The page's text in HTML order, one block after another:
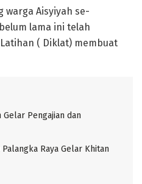
warga Aisyiyah se-
lama ini telah
( Diklat) membuat
Gelar Pengajian dan
Raya Gelar Khitan